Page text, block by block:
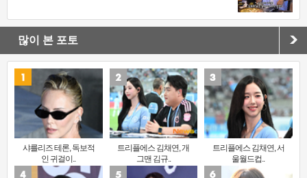
많이 본 포토
샤를리즈 테론, 독보적
인 귀걸이..
트리플에스 김채연, 개
그맨 김규..
트리플에스 김채연, 서
울월드컵..